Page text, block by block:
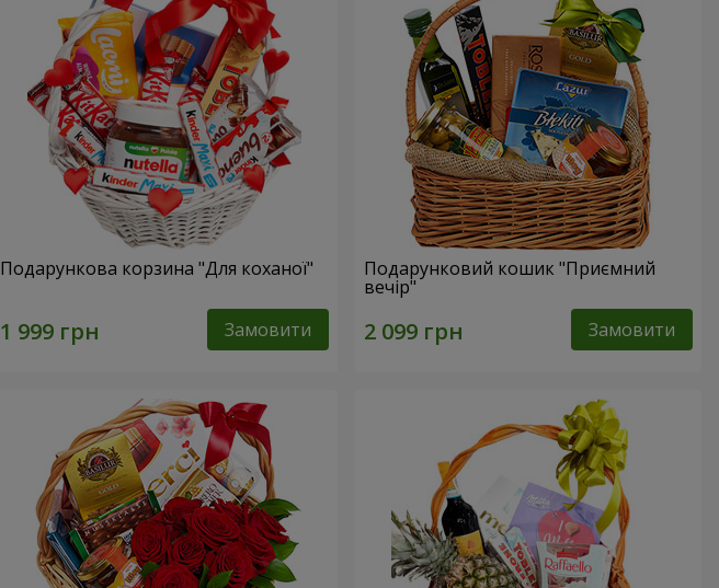
Подарункова корзина "Для коханої"
Замовити
Подарунковий кошик "Приємний
вечір"
Замовити